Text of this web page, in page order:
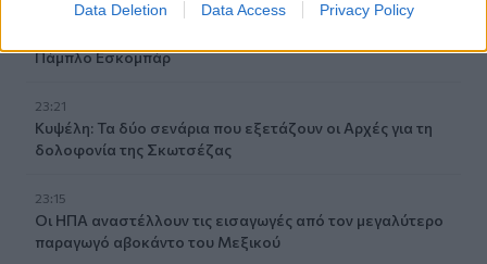
Data Deletion Data Access Privacy Policy
Πάμπλο Εσκομπάρ
23:21
Κυψέλη: Τα δύο σενάρια που εξετάζουν οι Αρχές για τη
δολοφονία της Σκωτσέζας
23:15
Οι ΗΠΑ αναστέλλουν τις εισαγωγές από τον μεγαλύτερο
παραγωγό αβοκάντο του Μεξικού